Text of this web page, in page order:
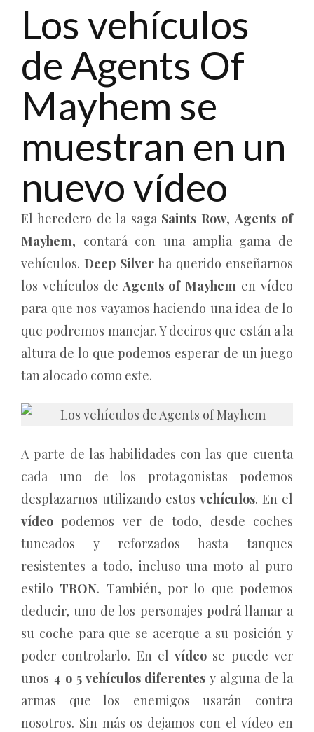
Los vehículos
de Agents Of
Mayhem se
muestran en un
nuevo vídeo
El heredero de la saga Saints Row,Agents of
Mayhem, contará con una amplia gama de
vehículos. Deep Silver ha querido enseñarnos
los vehículos de Agents of Mayhem en vídeo
para que nos vayamos haciendo una idea de lo
que podremos manejar. Y deciros que están a la
altura de lo que podemos esperar de un juego
tan alocado como este.
A parte de las habilidades con las que cuenta
cada uno de los protagonistas podemos
desplazarnos utilizando estos vehículos. En el
vídeo podemos ver de todo, desde coches
tuneados y reforzados hasta tanques
resistentes a todo, incluso una moto al puro
estilo TRON. También, por lo que podemos
deducir, uno de los personajes podrá llamar a
su coche para que se acerque a su posición y
poder controlarlo. En elvídeo se puede ver
unos 4 o 5 vehículos diferentes y alguna de la
armas que los enemigos usarán contra
nosotros. Sin más os dejamos con el vídeo en